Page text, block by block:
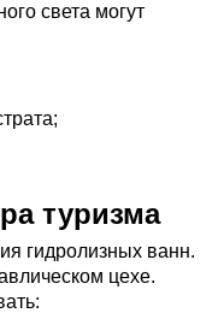
света могут
туризма
гидролизных ванн.
цехе.